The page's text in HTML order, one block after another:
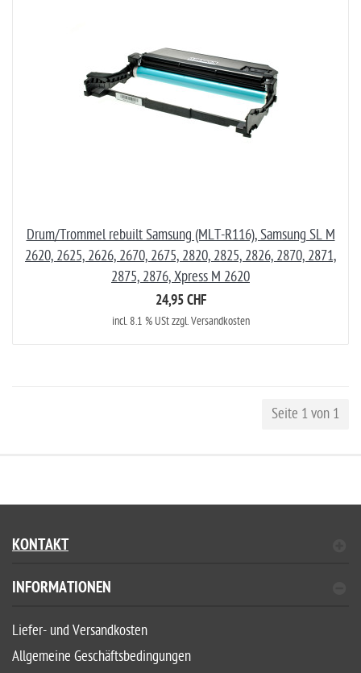
Drum/Trommel rebuilt Samsung (MLT-R116), Samsung SL M
2620, 2625, 2626, 2670, 2675, 2820, 2825, 2826, 2870, 2871,
2875, 2876, Xpress M 2620
24,95 CHF
incl. 8.1 % USt zzgl. Versandkosten
Seite 1 von 1
KONTAKT
INFORMATIONEN
Liefer- und Versandkosten
Allgemeine Geschäftsbedingungen